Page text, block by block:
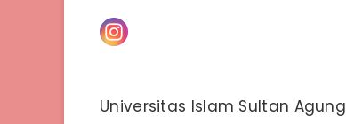
Universitas Islam Sultan Agung